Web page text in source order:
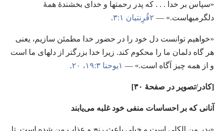
‏«سپاس بر خدا .‏ .‏ .‏ که پدر رحمتها و خدای بخشندهٔ همهٔ
دلگرمیهاست.‏» —‏ ۲قُرِنتیان ۱:‏۳ ‏.‏
‏«خواهیم توانست دل خود را در حضور خدا مطمئن سازیم،‏ یعنی
هر گاه دلمان ما را محکوم کند.‏ زیرا خدا بزرگتر از دلهای ما است
و از همه چیز آگاه است.‏» —‏ ۱یوحنا ۳:‏۱۹،‏ ۲۰ ‏.‏
‏[کادر/‏تصویر در صفحهٔ ۳۰]‏
آنانی که بر احساسات منفی خود غلبه می‌یابند
«پدر من الکلی است و خیلی باعث رنج و عذاب من شده است.‏ تا